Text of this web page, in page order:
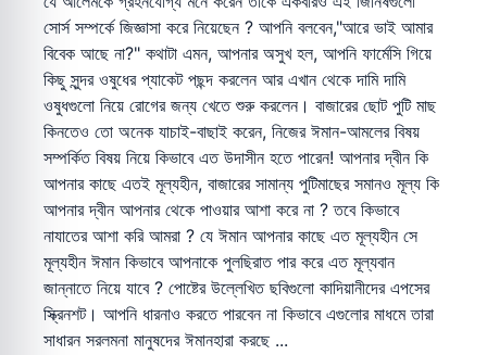
সোর্স সম্পর্কে জিজ্ঞাসা করে নিয়েছেন ? আপনি বলবেন,"আরে ভাই আমার
বিবেক আছে না?" কথাটা এমন, আপনার অসুখ হল, আপনি ফার্মেসি গিয়ে
কিছু সুন্দর ওষুধের প্যাকেট পছন্দ করলেন আর এখান থেকে দামি দামি
ওষুধগুলো নিয়ে রোগের জন্য খেতে শুরু করলেন। বাজারের ছোট পুটি মাছ
কিনতেও তো অনেক যাচাই-বাছাই করেন, নিজের ঈমান-আমলের বিষয়
সম্পর্কিত বিষয় নিয়ে কিভাবে এত উদাসীন হতে পারেন! আপনার দ্বীন কি
আপনার কাছে এতই মূল্যহীন, বাজারের সামান্য পুটিমাছের সমানও মূল্য কি
আপনার দ্বীন আপনার থেকে পাওয়ার আশা করে না ? তবে কিভাবে
নাযাতের আশা করি আমরা ? যে ঈমান আপনার কাছে এত মূল্যহীন সে
মূল্যহীন ঈমান কিভাবে আপনাকে পুলছিরাত পার করে এত মূল্যবান
জান্নাতে নিয়ে যাবে ? পোষ্টের উল্লেখিত ছবিগুলো কাদিয়ানীদের এপসের
স্ক্রিনশট। আপনি ধারনাও করতে পারবেন না কিভাবে এগুলোর মাধমে তারা
সাধারন সরলমনা মানুষদের ঈমানহারা করছে ...